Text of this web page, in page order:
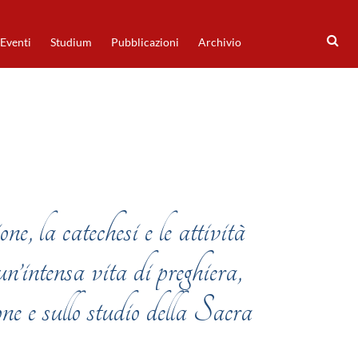
Eventi Studium Pubblicazioni Archivio
la catechesi e le attività
vita di preghiera,
e sullo studio della Sacra